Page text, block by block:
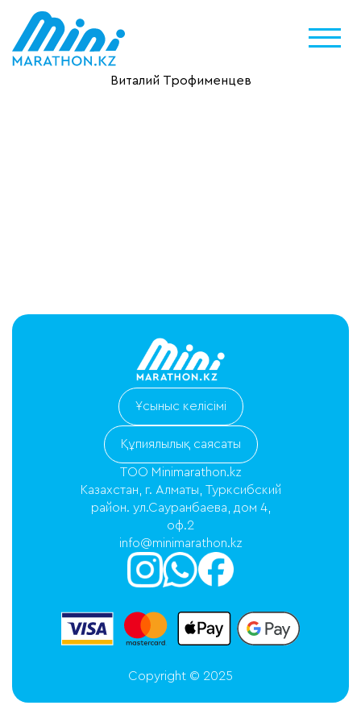
Виталий Трофименцев
Ұсыныс келісімі
Құпиялылық саясаты
ТОО Minimarathon.kz
Казахстан, г. Алматы, Турксибский
район. ул.Сауранбаева, дом 4,
оф.2
info@minimarathon.kz
Copyright © 2025